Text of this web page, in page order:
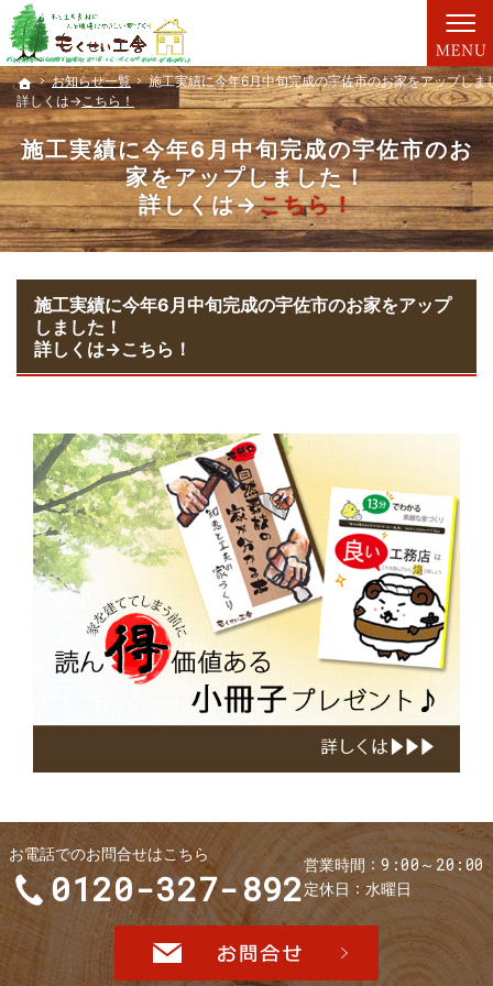
ホーム
お知らせ一覧
施工実績に今年6月中旬完成の宇佐市のお家をアップしま
詳しくは→こちら！
施工実績に今年6月中旬完成の宇佐市のお
家をアップしました！
詳しくは→こちら！
親切丁寧な仕事が評判です。新築一戸建て・工務店（大分）ならもくせい工舎にお任せ。
新築一戸建て・工務店（大分）なら、もくせい工舎で家づくり。
施工実績に今年6月中旬完成の宇佐市のお家をアップ
しました！
詳しくは→こちら！
ホーム
お知らせ一覧
施工実績に今年6月中旬完成の宇佐市のお家をアップしま
詳しくは→こちら！
お電話でのお問合せはこちら
0120-327-892
営業時間 9:00～20:00
定休日 水曜日
お問合せ